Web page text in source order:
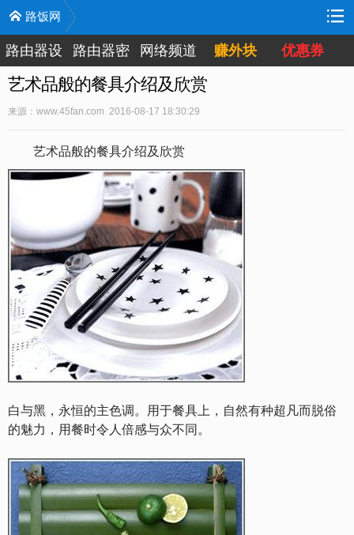
路饭网
路由器设
置
路由器密
码
网络频道 赚外块 优惠券
艺术品般的餐具介绍及欣赏
来源：www.45fan.com 2016-08-17 18:30:29
艺术品般的餐具介绍及欣赏
白与黑，永恒的主色调。用于餐具上，自然有种超凡而脱俗
的魅力，用餐时令人倍感与众不同。